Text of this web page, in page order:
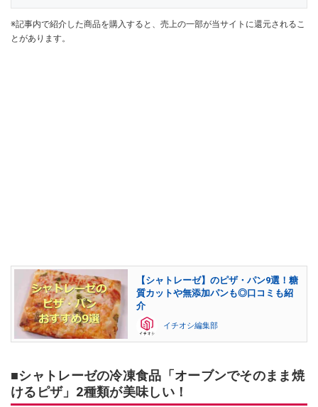
※記事内で紹介した商品を購入すると、売上の一部が当サイトに還元されるこ
とがあります。
【シャトレーゼ】のピザ・パン9選！糖
質カットや無添加パンも◎口コミも紹
介
イチオシ編集部
■シャトレーゼの冷凍食品「オーブンでそのまま焼
けるピザ」2種類が美味しい！